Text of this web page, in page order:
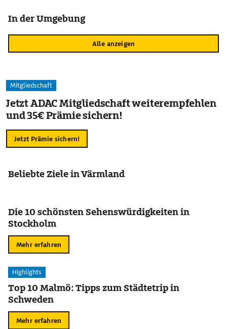
In der Umgebung
Alle anzeigen
Mitgliedschaft
Jetzt ADAC Mitgliedschaft weiterempfehlen
und 35€ Prämie sichern!
Jetzt Prämie sichern!
Beliebte Ziele in Värmland
Die 10 schönsten Sehenswürdigkeiten in
Stockholm
Mehr erfahren
Highlights
Top 10 Malmö: Tipps zum Städtetrip in
Schweden
Mehr erfahren